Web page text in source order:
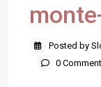
Posted by
0